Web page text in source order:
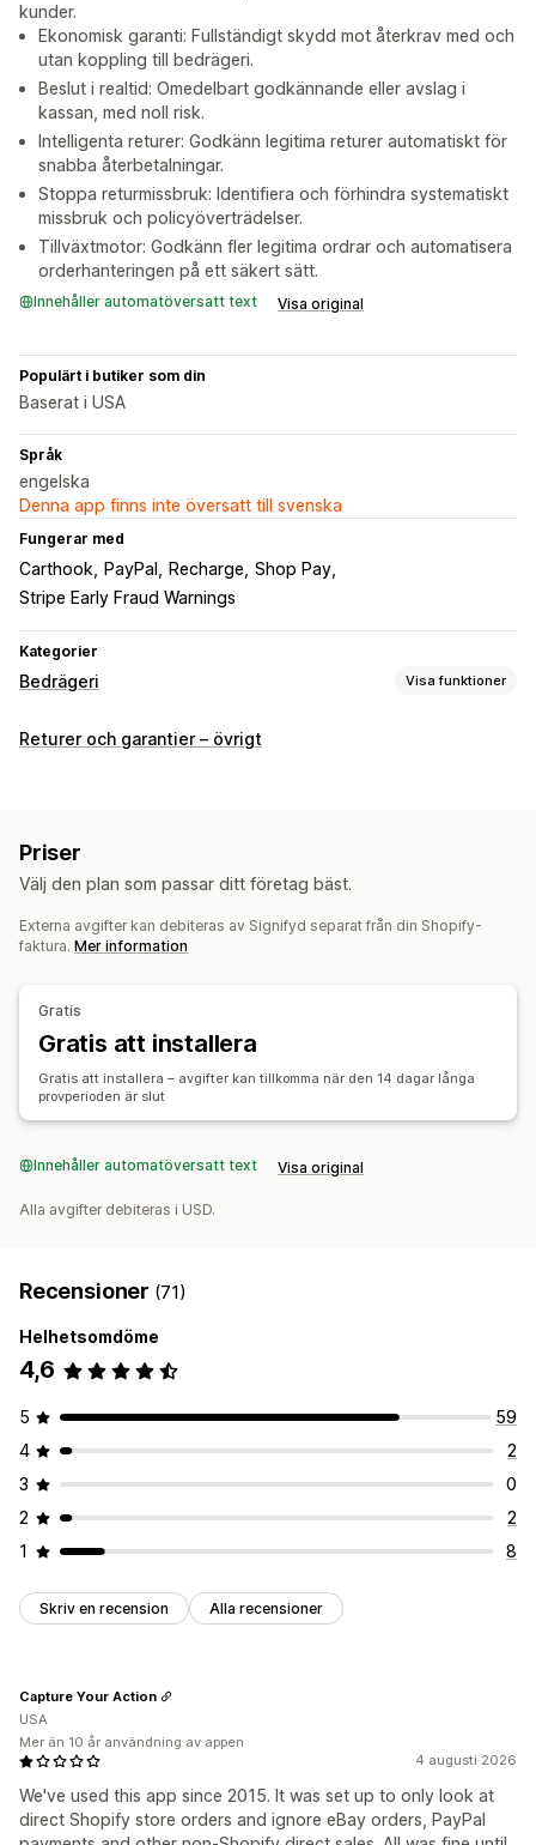
kunder.
Ekonomisk garanti: Fullständigt skydd mot återkrav med och
utan koppling till bedrägeri.
Beslut i realtid: Omedelbart godkännande eller avslag i
kassan, med noll risk.
Intelligenta returer: Godkänn legitima returer automatiskt för
snabba återbetalningar.
Stoppa returmissbruk: Identifiera och förhindra systematiskt
missbruk och policyöverträdelser.
Tillväxtmotor: Godkänn fler legitima ordrar och automatisera
orderhanteringen på ett säkert sätt.
Innehåller automatöversatt text Visa original
Populärt i butiker som din
Baserat i USA
Språk
engelska
Denna app finns inte översatt till svenska
Fungerar med
Carthook PayPal Recharge Shop Pay
Stripe Early Fraud Warnings
Kategorier
Bedrägeri Visa funktioner
Bedrägerityper
Anpassade regler
AI-baserad identifiering
Automatiserade arbetsflöden
Aviseringar och analyser
Chargeback-analyser
Returer och garantier – övrigt
Priser
Välj den plan som passar ditt företag bäst.
Externa avgifter kan debiteras av Signifyd separat från din Shopify-
faktura. Mer information
Gratis
Gratis att installera
Gratis att installera – avgifter kan tillkomma när den 14 dagar långa
provperioden är slut
Innehåller automatöversatt text Visa original
Alla avgifter debiteras i USD.
Recensioner (71)
Helhetsomdöme
4,6
5
59
4
2
3
0
2
2
1
8
Skriv en recension Alla recensioner
4 augusti 2026
We've used this app since 2015. It was set up to only look at
direct Shopify store orders and ignore eBay orders, PayPal
Capture Your Action
USA
Mer än 10 år användning av appen